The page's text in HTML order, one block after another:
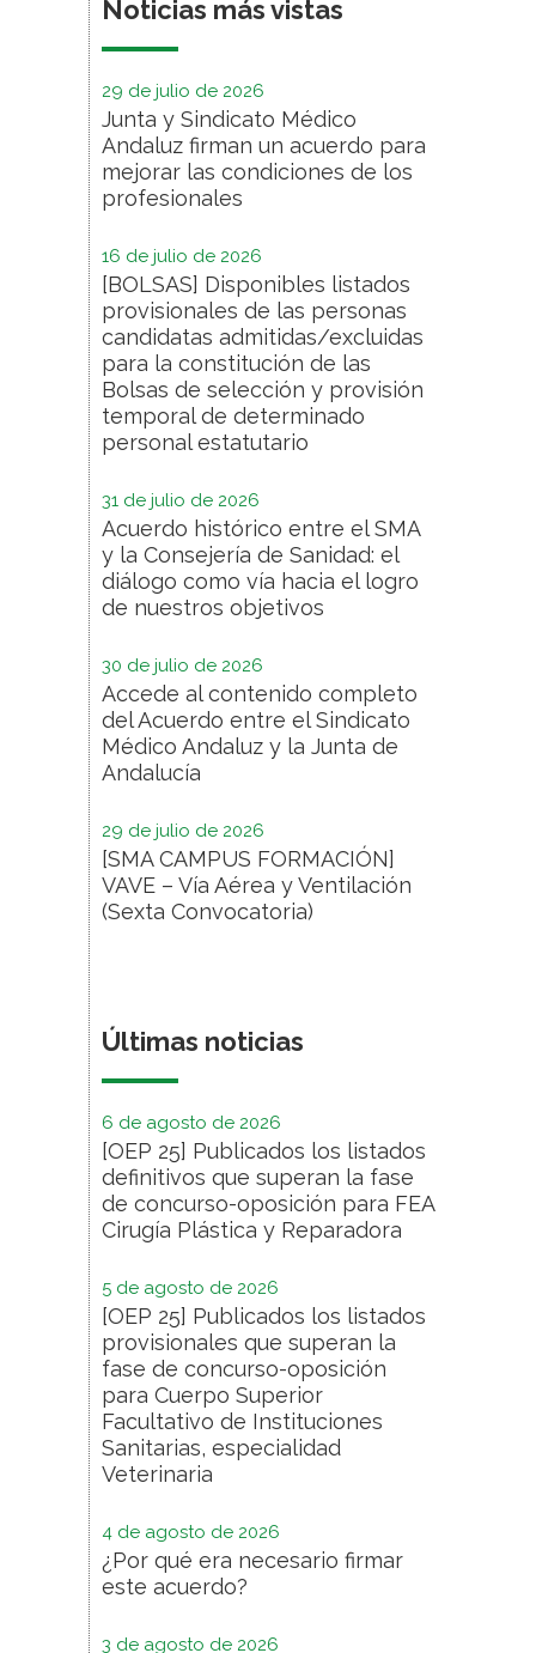
Noticias más vistas
29 de julio de 2026
Junta y Sindicato Médico
Andaluz firman un acuerdo para
mejorar las condiciones de los
profesionales
16 de julio de 2026
[BOLSAS] Disponibles listados
provisionales de las personas
candidatas admitidas/excluidas
para la constitución de las
Bolsas de selección y provisión
temporal de determinado
personal estatutario
31 de julio de 2026
Acuerdo histórico entre el SMA
y la Consejería de Sanidad: el
diálogo como vía hacia el logro
de nuestros objetivos
30 de julio de 2026
Accede al contenido completo
del Acuerdo entre el Sindicato
Médico Andaluz y la Junta de
Andalucía
29 de julio de 2026
[SMA CAMPUS FORMACIÓN]
VAVE – Vía Aérea y Ventilación
(Sexta Convocatoria)
Últimas noticias
6 de agosto de 2026
[OEP 25] Publicados los listados
definitivos que superan la fase
de concurso-oposición para FEA
Cirugía Plástica y Reparadora
5 de agosto de 2026
[OEP 25] Publicados los listados
provisionales que superan la
fase de concurso-oposición
para Cuerpo Superior
Facultativo de Instituciones
Sanitarias, especialidad
Veterinaria
4 de agosto de 2026
¿Por qué era necesario firmar
este acuerdo?
3 de agosto de 2026